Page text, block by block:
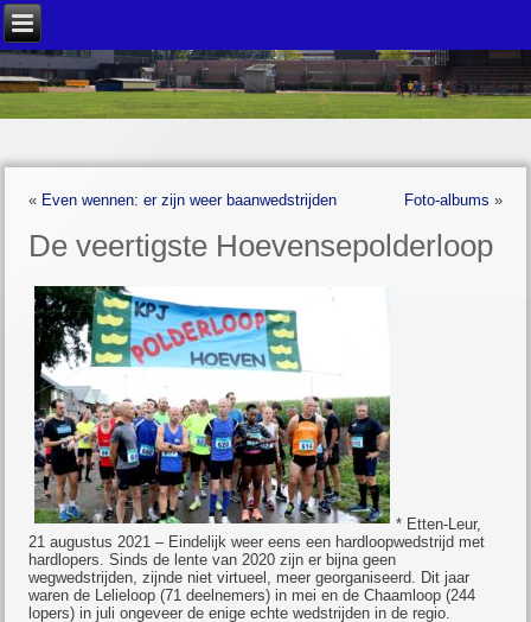
« Even wennen: er zijn weer baanwedstrijden Foto-albums »
De veertigste Hoevensepolderloop
* Etten-Leur,
21 augustus 2021 – Eindelijk weer eens een hardloopwedstrijd met
hardlopers. Sinds de lente van 2020 zijn er bijna geen
wegwedstrijden, zijnde niet virtueel, meer georganiseerd. Dit jaar
waren de Lelieloop (71 deelnemers) in mei en de Chaamloop (244
lopers) in juli ongeveer de enige echte wedstrijden in de regio.